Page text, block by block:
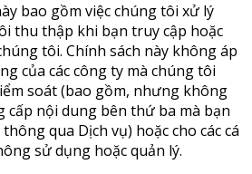
bao gồm việc chúng tôi xử lý
thu thập khi bạn truy cập hoặc
tôi. Chính sách này không áp
của các công ty mà chúng tôi
soát (bao gồm, nhưng không
cấp nội dung bên thứ ba mà bạn
qua Dịch vụ) hoặc cho các cá
sử dụng hoặc quản lý.